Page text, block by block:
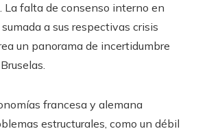
La falta de consenso interno en
a sus respectivas crisis
un panorama de incertidumbre
francesa y alemana
estructurales, como un débil